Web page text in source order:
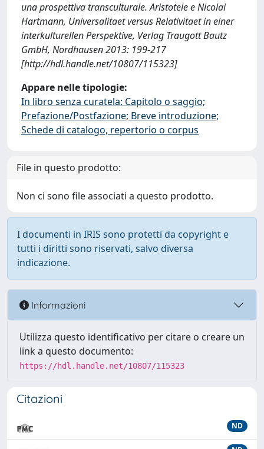
una prospettiva transculturale. Aristotele e Nicolai
Hartmann, Universalitaet versus Relativitaet in einer
interkulturellen Perspektive, Verlag Traugott Bautz
GmbH, Nordhausen 2013: 199-217
[http://hdl.handle.net/10807/115323]
Appare nelle tipologie:
In libro senza curatela: Capitolo o saggio;
Prefazione/Postfazione; Breve introduzione;
Schede di catalogo, repertorio o corpus
File in questo prodotto:
Non ci sono file associati a questo prodotto.
I documenti in IRIS sono protetti da copyright e
tutti i diritti sono riservati, salvo diversa
indicazione.
Informazioni
Utilizza questo identificativo per citare o creare un
link a questo documento:
https://hdl.handle.net/10807/115323
Citazioni
ND